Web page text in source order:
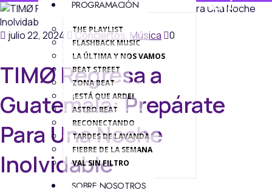
PROGRAMACIÓN
THE PLAYLIST
FLASHBACK MUSIC
LA ÚLTIMA Y NOS VAMOS
BEAT STREET
ZONA BEAT
¡ESTÁ QUE ARDE!
ASTRO BEAT
RECONECTANDO
TARDES DE LAVANDA
FIEBRE DE LA SEMANA
VAL SIN FILTRO
SOBRE NOSOTROS
MENÚ
julio 22, 2024 Conciertos, Música 0
TIMØ Regresa a
Guatemala: Prepárate
Para Una Noche
Inolvidable